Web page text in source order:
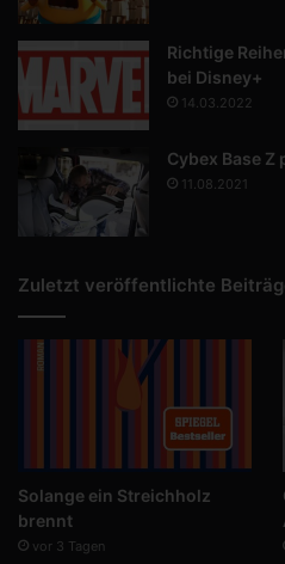
Richtige
bei Disney+
14.03.2022
Cybex Base
11.08.2021
Zuletzt veröffentlichte
Solange ein Streichholz
brennt
vor 3 Tagen